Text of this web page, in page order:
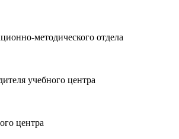
методического отдела
учебного центра
центра